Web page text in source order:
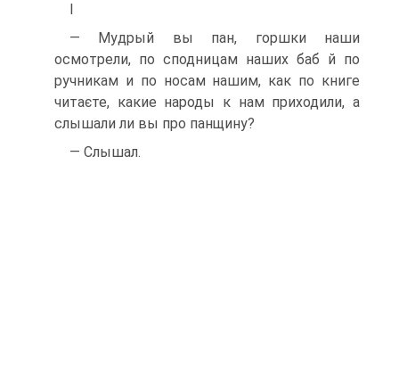
І
— Мудрый вы пан, горшки наши
осмотрели, по сподницам наших баб й по
ручникам и по носам нашим, как по книге
читаєте, какие народы к нам приходили, а
слышали ли вы про панщину?
— Слышал.